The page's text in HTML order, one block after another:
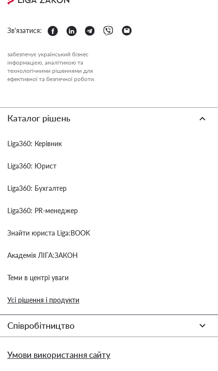
Зв'язатися:
забезпечує український бізнес
інформацією, аналітикою та
технологічними рішеннями для
ефективної та безпечної роботи.
Каталог рішень
Liga360: Керівник
Liga360: Юрист
Liga360: Бухгалтер
Liga360: PR-менеджер
Знайти юриста Liga:BOOK
Академія ЛІГА:ЗАКОН
Теми в центрі уваги
Усі рішення і продукти
Співробітництво
Умови використання сайту